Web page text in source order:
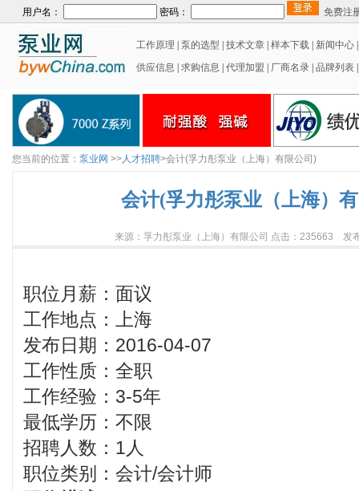
用户名： 密码： 免费注
工作原理 泵的选型 技术文章 样本下载 新闻中心
供应信息
求购信息 代理加盟 厂商名录 品牌列表
您当前的位置： 泵业网 >>人才招聘>会计(孚力彤泵业（上海）有限公司)
会计(孚力彤泵业（上海）
来源：孚力彤泵业（上海）有限公司 点击：235663 发
职位月薪：面议
工作地点：上海
发布日期：2016-04-07
工作性质：全职
工作经验：3-5年
最低学历：不限
招聘人数：1人
职位类别：会计/会计师